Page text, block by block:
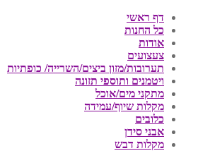
דף ראשי
כל החנות
אודות
צעצועים
תערובות/מזון ביצים/השרייה/ כופתיות
ויטמנים ותוספי תזונה
מתקני מים/אוכל
מקלות שיוף/עמידה
כלובים
אבני סידן
מקלות דבש